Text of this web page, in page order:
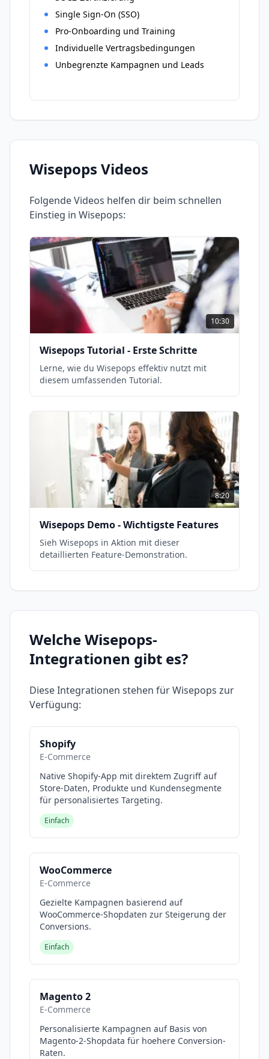
Single Sign-On (SSO)
Pro-Onboarding und Training
Individuelle Vertragsbedingungen
Unbegrenzte Kampagnen und Leads
Wisepops Videos
Folgende Videos helfen dir beim schnellen
Einstieg in Wisepops:
10:30
Wisepops Tutorial - Erste Schritte
Lerne, wie du Wisepops effektiv nutzt mit
diesem umfassenden Tutorial.
8:20
Wisepops Demo - Wichtigste Features
Sieh Wisepops in Aktion mit dieser
detaillierten Feature-Demonstration.
WelcheWisepops-
Integrationen gibt es?
Diese Integrationen stehen fürWisepops zur
Verfügung:
Shopify
E-Commerce
Native Shopify-App mit direktem Zugriff auf
Store-Daten, Produkte und Kundensegmente
für personalisiertes Targeting.
Einfach
WooCommerce
E-Commerce
Gezielte Kampagnen basierend auf
WooCommerce-Shopdaten zur Steigerung der
Conversions.
Einfach
Magento 2
E-Commerce
Personalisierte Kampagnen auf Basis von
Magento-2-Shopdata für hoehere Conversion-
Raten.